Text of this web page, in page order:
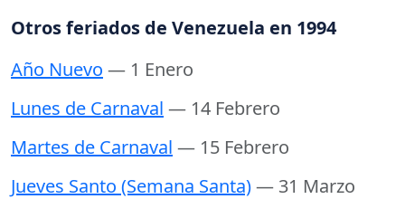
Otros feriados de Venezuela en 1994
Año Nuevo — 1 Enero
Lunes de Carnaval — 14 Febrero
Martes de Carnaval — 15 Febrero
Jueves Santo (Semana Santa)— 31 Marzo